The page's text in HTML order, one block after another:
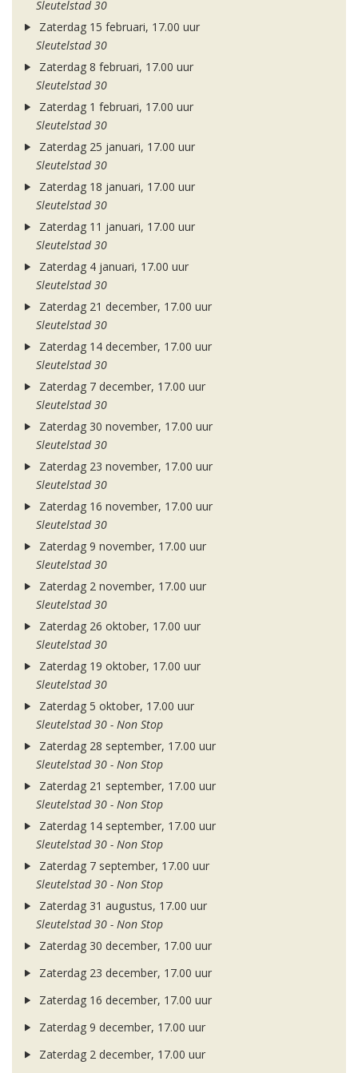
Sleutelstad 30
Zaterdag 15 februari, 17.00 uur
Sleutelstad 30
Zaterdag 8 februari, 17.00 uur
Sleutelstad 30
Zaterdag 1 februari, 17.00 uur
Sleutelstad 30
Zaterdag 25 januari, 17.00 uur
Sleutelstad 30
Zaterdag 18 januari, 17.00 uur
Sleutelstad 30
Zaterdag 11 januari, 17.00 uur
Sleutelstad 30
Zaterdag 4 januari, 17.00 uur
Sleutelstad 30
Zaterdag 21 december, 17.00 uur
Sleutelstad 30
Zaterdag 14 december, 17.00 uur
Sleutelstad 30
Zaterdag 7 december, 17.00 uur
Sleutelstad 30
Zaterdag 30 november, 17.00 uur
Sleutelstad 30
Zaterdag 23 november, 17.00 uur
Sleutelstad 30
Zaterdag 16 november, 17.00 uur
Sleutelstad 30
Zaterdag 9 november, 17.00 uur
Sleutelstad 30
Zaterdag 2 november, 17.00 uur
Sleutelstad 30
Zaterdag 26 oktober, 17.00 uur
Sleutelstad 30
Zaterdag 19 oktober, 17.00 uur
Sleutelstad 30
Zaterdag 5 oktober, 17.00 uur
Sleutelstad 30 - Non Stop
Zaterdag 28 september, 17.00 uur
Sleutelstad 30 - Non Stop
Zaterdag 21 september, 17.00 uur
Sleutelstad 30 - Non Stop
Zaterdag 14 september, 17.00 uur
Sleutelstad 30 - Non Stop
Zaterdag 7 september, 17.00 uur
Sleutelstad 30 - Non Stop
Zaterdag 31 augustus, 17.00 uur
Sleutelstad 30 - Non Stop
Zaterdag 30 december, 17.00 uur
Zaterdag 23 december, 17.00 uur
Zaterdag 16 december, 17.00 uur
Zaterdag 9 december, 17.00 uur
Zaterdag 2 december, 17.00 uur